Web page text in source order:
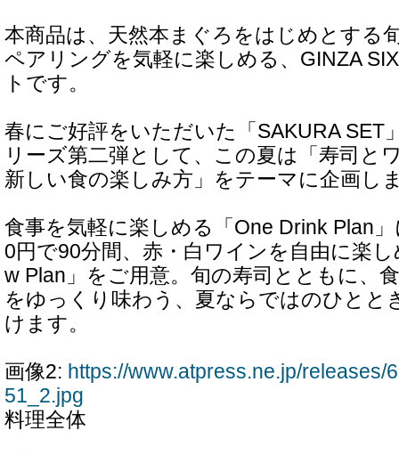
本商品は、天然本まぐろをはじめとする
ペアリングを気軽に楽しめる、GINZA
トです。
春にご好評をいただいた「SAKURA SET
リーズ第二弾として、この夏は「寿司と
新しい食の楽しみ方」をテーマに企画し
食事を気軽に楽しめる「One Drink Plan
0円で90分間、赤・白ワインを自由に楽
w Plan」をご用意。旬の寿司とともに、
をゆっくり味わう、夏ならではのひとと
けます。
画像2: https://www.atpress.ne.jp/releases/
51_2.jpg
料理全体